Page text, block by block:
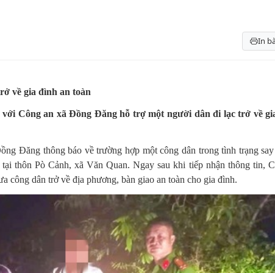
In
về gia đình an toàn
Công an xã Đồng Đăng hỗ trợ một người dân đi lạc trở về
Đăng thông báo về trường hợp một công dân trong tình trạng
thôn Pò Cảnh, xã Văn Quan. Ngay sau khi tiếp nhận thông tin,
công dân trở về địa phương, bàn giao an toàn cho gia đình.